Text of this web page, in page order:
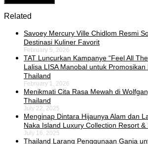
Related
Savoey Mercury Ville Chidlom Resmi
Destinasi Kuliner Favorit
February 5, 2026
TAT Luncurkan Kampanye “Feel All
Lalisa LISA Manobal untuk
Thailand
February 1, 2026
Menikmati Cita Rasa Mewah di
Thailand
July 22, 2025
Menginap Dintara Hijaunya Alam dan
Naka Island Luxury Collection Resort &
July 16, 2025
Thailand Larang Penggunaan Ganja